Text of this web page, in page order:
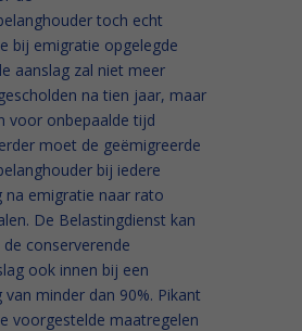
toch echt
bij emigratie opgelegde
aanslag zal niet meer
na tien jaar, maar
voor onbepaalde tijd
moet de geëmigreerde
bij iedere
na emigratie naar rato
De Belastingdienst kan
conserverende
ook innen bij een
minder dan 90%. Pikant
voorgestelde maatregelen